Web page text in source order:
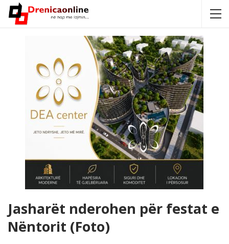
Jasharët nderohen për festat e
Nëntorit (Foto)